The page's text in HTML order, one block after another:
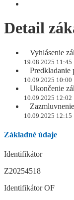
Detail
Vyhlásenie
19.08.2025 11:45
Predkladanie
10.09.2025 10:00
Ukončenie
10.09.2025 12:02
10.09.2025 12:15
Základné údaje
Identifikátor
Z20254518
Identifikátor OF